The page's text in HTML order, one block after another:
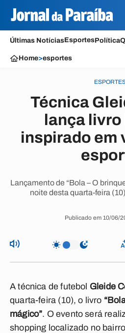
Últimas NotíciasEsportesPolítica
Home>esportes
Técnica
lança livro
inspirado em
Lançamento de “Bola – O
noite desta quarta-feira
Publicado em 10/06/
A técnica de futebol Gleide
quarta-feira (10), o livro
mágico”. O evento será
shopping localizado no